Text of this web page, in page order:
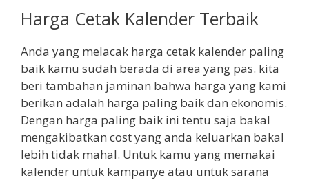
Harga Cetak Kalender Terbaik
Anda yang melacak harga cetak kalender paling
baik kamu sudah berada di area yang pas. kita
beri tambahan jaminan bahwa harga yang kami
berikan adalah harga paling baik dan ekonomis.
Dengan harga paling baik ini tentu saja bakal
mengakibatkan cost yang anda keluarkan bakal
lebih tidak mahal. Untuk kamu yang memakai
kalender untuk kampanye atau untuk sarana